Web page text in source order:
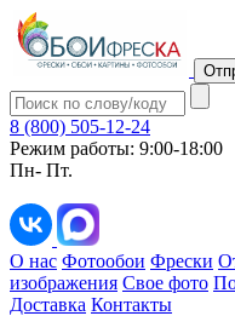
8 (800) 505-12-24
Режим работы: 9:00-18:00
Пн- Пт.
О нас Фотообои Фрески
изображения Свое фото
Доставка Контакты